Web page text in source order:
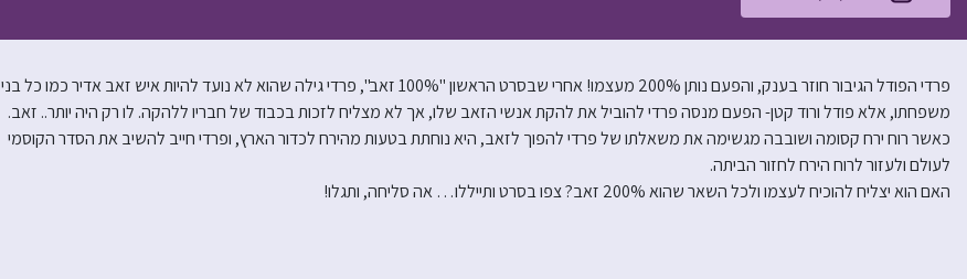
פרדי הפודל הגיבור חוזר בענק, והפעם נותן 200% מעצמו! אחרי שבסרט הראשון "100% זאב", פרדי גילה שהוא לא נועד להיות איש זאב אדיר כמו כל בני
משפחתו, אלא פודל ורוד קטן- הפעם מנסה פרדי להוביל את להקת אנשי הזאב שלו, אך לא מצליח לזכות בכבוד של חבריו ללהקה. לו רק היה יותר.. זאב.
כאשר רוח ירח קסומה ושובבה מגשימה את משאלתו של פרדי להפוך לזאב, היא נוחתת בטעות מהירח לכדור הארץ, ופרדי חייב להשיב את הסדר הקוסמי
לעולם ולעזור לרוח הירח לחזור הביתה.
האם הוא יצליח להוכיח לעצמו ולכל השאר שהוא 200% זאב? צפו בסרט ותייללו… אה סליחה, ותגלו!